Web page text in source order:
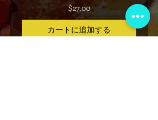
価格
$27.00
カートに追加する